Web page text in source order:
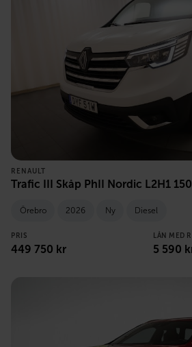
RENAULT
Trafic III Skåp PhII Nordic L2H1
Örebro 2026 Ny Diesel
PRIS
449 750 kr
LÅN MED
5 590